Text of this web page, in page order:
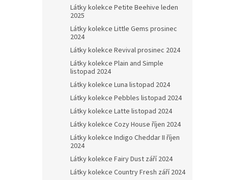
Látky kolekce Petite Beehive leden
2025
Látky kolekce Little Gems prosinec
2024
Látky kolekce Revival prosinec 2024
Látky kolekce Plain and Simple
listopad 2024
Látky kolekce Luna listopad 2024
Látky kolekce Pebbles listopad 2024
Látky kolekce Latte listopad 2024
Látky kolekce Cozy House říjen 2024
Látky kolekce Indigo Cheddar II říjen
2024
Látky kolekce Fairy Dust září 2024
Látky kolekce Country Fresh září 2024